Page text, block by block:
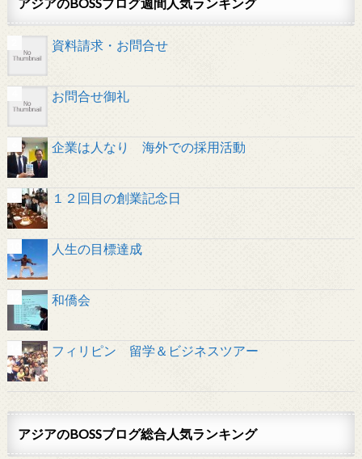
資料請求・お問合せ
お問合せ御礼
企業は人なり 海外での採用活動
１２回目の創業記念日
人生の目標達成
和僑会
フィリピン 留学＆ビジネスツアー
アジアのBOSSブログ総合人気ランキング